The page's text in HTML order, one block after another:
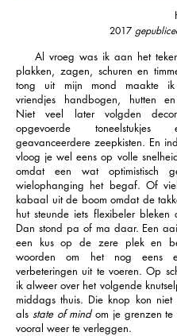
2017
Al vroeg was ik aan het
plakken, zagen, schuren en
tong uit mijn mond maakte
vriendjes handbogen, hutten en
Niet veel later volgden
opgevoerde
geavanceerdere zeepkisten. En
vloog je wel eens op volle
omdat een wat optimistisch
wielophanging het begaf. Of
kabaal uit de boom omdat de
hut steunde iets flexibeler bleken
Dan stond pa of ma daar. Een
een kus op de zere plek en
woorden om het nog eens
verbeteringen uit te voeren. Op
ik alweer over het volgende
middags thuis. Die knop kon niet
als state of mindom je grenzen te
vooral weer te verleggen.